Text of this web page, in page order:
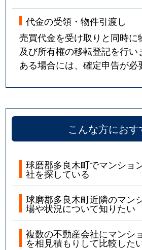
代金の受領・物件引渡し
売買代金を受け取りと同時に
及び所有権の移転登記を行い
ある場合には、確定申告が必
こんな方におす
球磨郡多良木町でマンショ
社を探している
球磨郡多良木町近隣のマン
場や状況について知りたい
複数の不動産会社にマンシ
を相見積もりして比較した